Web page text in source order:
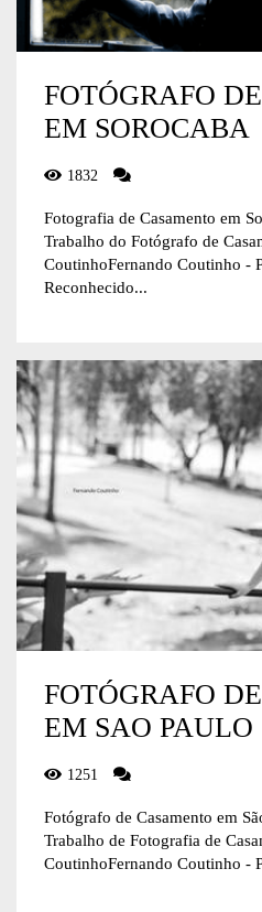
FOTÓGRAFO
EM SOROCABA
1832
Fotografia de Casamento em
Trabalho do Fotógrafo de
CoutinhoFernando Coutinho -
Reconhecido...
FOTÓGRAFO
EM SAO PAULO
1251
Fotógrafo de Casamento em
Trabalho de Fotografia de
CoutinhoFernando Coutinho -